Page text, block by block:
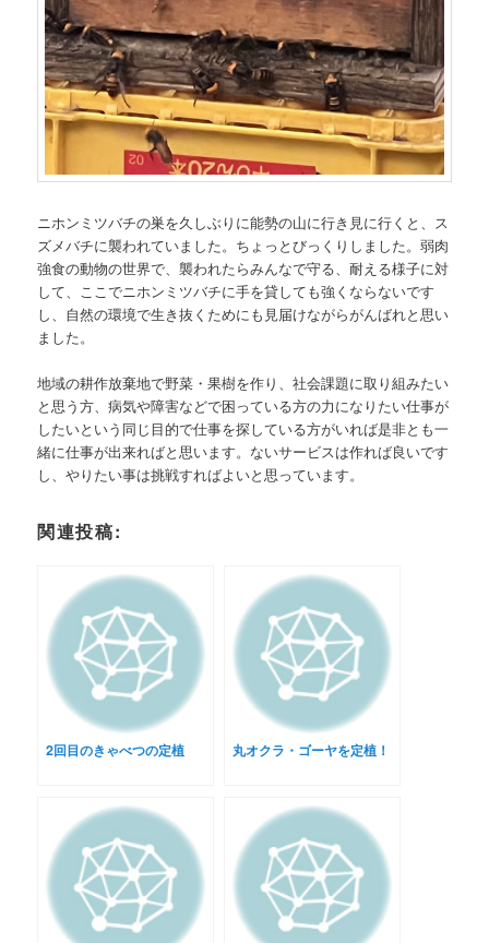
ニホンミツバチの巣を久しぶりに能勢の山に行き見に行くと、ス
ズメバチに襲われていました。ちょっとびっくりしました。弱肉
強食の動物の世界で、襲われたらみんなで守る、耐える様子に対
して、ここでニホンミツバチに手を貸しても強くならないです
し、自然の環境で生き抜くためにも見届けながらがんばれと思い
ました。
地域の耕作放棄地で野菜・果樹を作り、社会課題に取り組みたい
と思う方、病気や障害などで困っている方の力になりたい仕事が
したいという同じ目的で仕事を探している方がいれば是非とも一
緒に仕事が出来ればと思います。ないサービスは作れば良いです
し、やりたい事は挑戦すればよいと思っています。
関連投稿:
2回目のきゃべつの定植 丸オクラ・ゴーヤを定植！